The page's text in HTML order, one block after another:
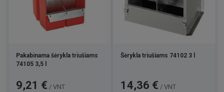
Pakabinama šėrykla triušiams
74105 3,5 l
Kaina
9,21 € / VNT
Šėrykla triušiams 74102 3 l
Kaina
14,36 € / VNT